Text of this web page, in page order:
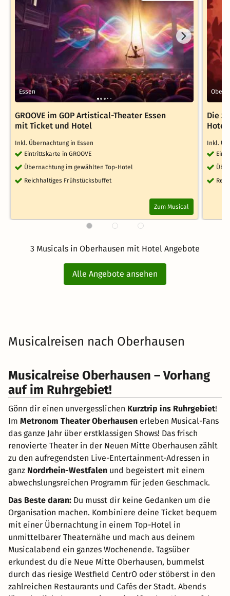
Essen
GROOVE im GOP Artistical-Theater Essen
mit Ticket und Hotel
Inkl. Übernachtung in Essen
Eintrittskarte in GROOVE
Übernachtung im gewählten Top-Hotel
Reichhaltiges Frühstücksbuffet
Zum Musical
Die
Hotel
Inkl.
3 Musicals in Oberhausen mit Hotel Angebote
Alle Angebote ansehen
Musicalreisen nach Oberhausen
Musicalreise Oberhausen – Vorhang
auf im Ruhrgebiet!
Gönn dir einen unvergesslichen Kurztrip ins Ruhrgebiet!
Im Metronom Theater Oberhausen erleben Musical-Fans
das ganze Jahr über erstklassigen Shows! Das frisch
renovierte Theater in der Neuen Mitte Oberhausen zählt
zu den aufregendsten Live-Entertainment-Adressen in
ganz Nordrhein-Westfalen und begeistert mit einem
abwechslungsreichen Programm für jeden Geschmack.
Das Beste daran: Du musst dir keine Gedanken um die
Organisation machen. Kombiniere deine Ticket bequem
mit einer Übernachtung in einem Top-Hotel in
unmittelbarer Theaternähe und mach aus deinem
Musicalabend ein ganzes Wochenende. Tagsüber
erkundest du die Neue Mitte Oberhausen, bummelst
durch das riesige Westfield CentrO oder stöberst in den
zahlreichen Restaurants und Cafés der Stadt. Abends